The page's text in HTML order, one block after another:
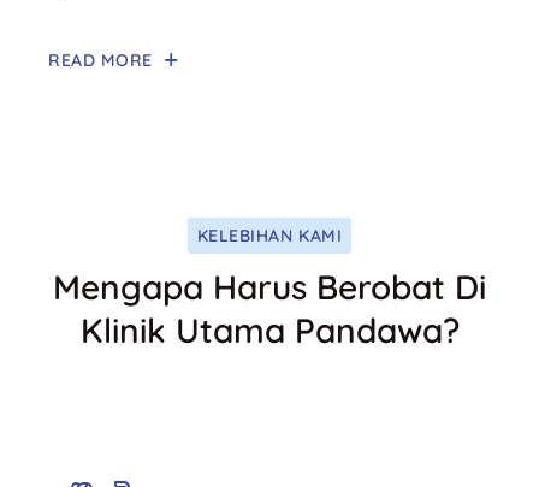
READ MORE
KELEBIHAN KAMI
Mengapa Harus Berobat Di
Klinik Utama Pandawa?